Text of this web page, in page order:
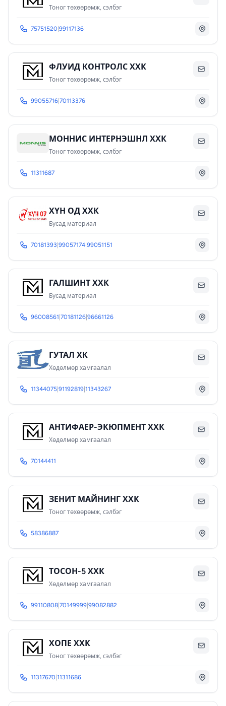
Тоног төхөөрөмж, сэлбэг
75751520 99117136
ФЛУИД КОНТРОЛС ХХК
Тоног төхөөрөмж, сэлбэг
99055716 70113376
МОННИС ИНТЕРНЭШНЛ ХХК
Тоног төхөөрөмж, сэлбэг
11311687
ХҮН ОД ХХК
Бусад материал
70181393 99057174 99051151
ГАЛШИНТ ХХК
Бусад материал
96008561 70181126 96661126
ГУТАЛ ХК
Хөдөлмөр хамгаалал
11344075 91192819 11343267
АНТИФАЕР-ЭКЮПМЕНТ ХХК
Хөдөлмөр хамгаалал
70144411
ЗЕНИТ МАЙНИНГ ХХК
Тоног төхөөрөмж, сэлбэг
58386887
ТОСОН-5 ХХК
Хөдөлмөр хамгаалал
99110808 70149999 99082882
ХΟΠΕ ХХК
Тоног төхөөрөмж, сэлбэг
11317670 11311686